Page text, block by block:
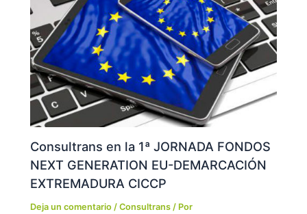
Consultrans en la 1ª JORNADA FONDOS
NEXT GENERATION EU-DEMARCACIÓN
EXTREMADURA CICCP
Deja un comentario /Consultrans / Por